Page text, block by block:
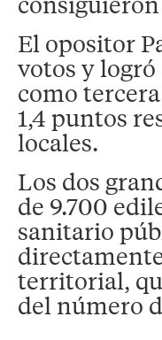
El opositor
votos y logró
como
1,4 puntos
locales.
Los dos
de 9.700
sanitario
territorial,
del número